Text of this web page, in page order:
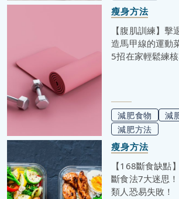
瘦身方法
【腹肌訓練】
造馬甲線的運動
5招在家輕鬆練核
減肥食物 減
減肥方法
瘦身方法
【168斷食缺點
斷食法7大迷思
類人恐易失敗！